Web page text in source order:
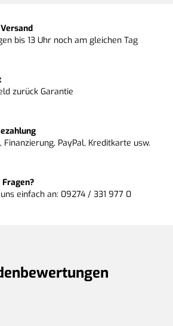
bis 13 Uhr noch am gleichen Tag
zurück Garantie
Finanzierung, PayPal, Kreditkarte usw.
einfach an: 09274 / 331 977 0